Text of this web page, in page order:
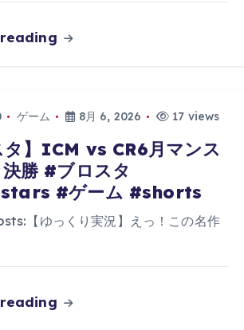
ゲーム 8月 6, 2026 17 views
タ】ICM vs CR6月マンス
決勝 #ブロスタ
#ゲーム #shorts
【ゆっくり実況】えっ！この名作